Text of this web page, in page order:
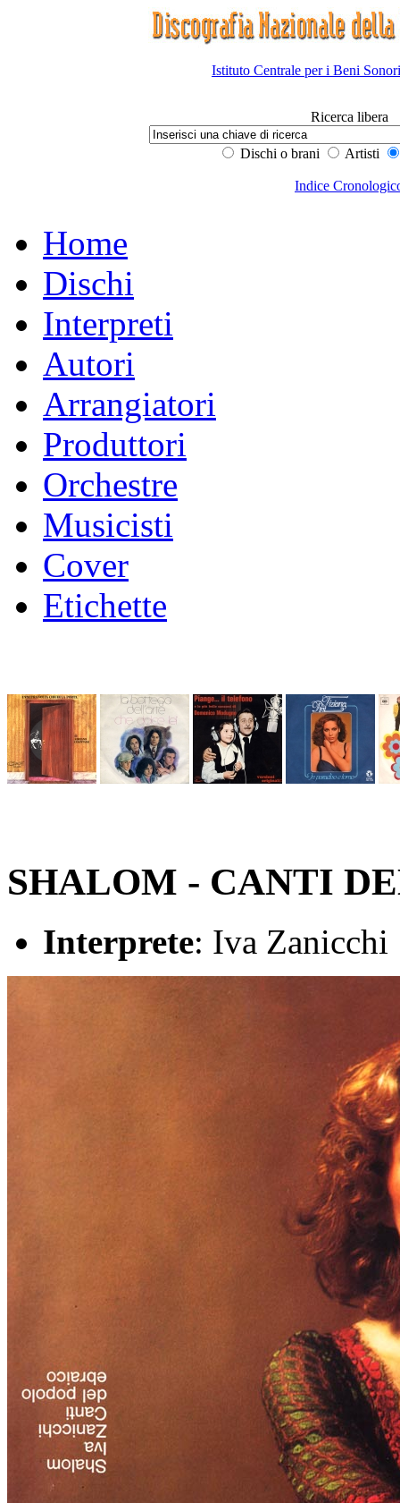
Istituto Centrale per i Beni
Ricerca libera
Dischi o brani Artisti
Indice
Home
Dischi
Interpreti
Autori
Arrangiatori
Produttori
Orchestre
Musicisti
Cover
Etichette
SHALOM - CANTI
Interprete: Iva Zanicchi